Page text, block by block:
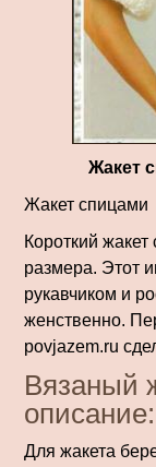
Жакет
Жакет спицами
Короткий
размера. Этот
рукавчиком и
женственно.
povjazem.ru
Вязаный
описание:
Для жакета